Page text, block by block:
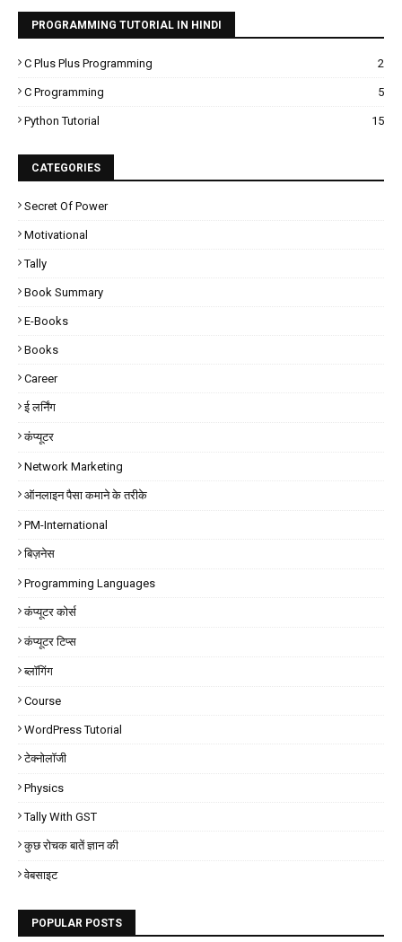
PROGRAMMING TUTORIAL IN HINDI
C Plus Plus Programming 2
C Programming 5
Python Tutorial 15
CATEGORIES
Secret Of Power
Motivational
Tally
Book Summary
E-Books
Books
Career
ई लर्निंग
कंप्यूटर
Network Marketing
ऑनलाइन पैसा कमाने के तरीके
PM-International
बिज़नेस
Programming Languages
कंप्यूटर कोर्स
कंप्यूटर टिप्स
ब्लॉगिंग
Course
WordPress Tutorial
टेक्नोलॉजी
Physics
Tally With GST
कुछ रोचक बातें ज्ञान की
वेबसाइट
POPULAR POSTS